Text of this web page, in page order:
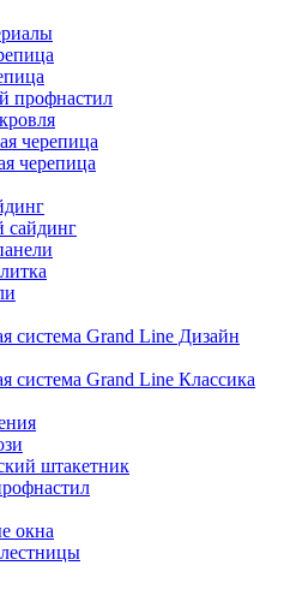
профнастил
черепица
черепица
система Grand Line Дизайн
система Grand Line Классика
штакетник
окна